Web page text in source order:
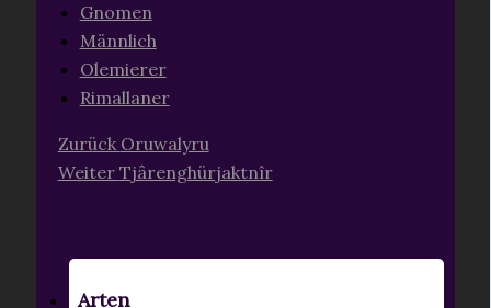
Arten
Gnomen
Männlich
Olemierer
Rimallaner
Zurück Oruwalyru
Weiter Tjârenghürjaktnîr